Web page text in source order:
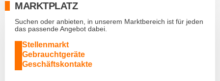
MARKTPLATZ
Suchen oder anbieten, in unserem Marktbereich ist für jeden
das passende Angebot dabei.
Stellenmarkt
Gebrauchtgeräte
Geschäftskontakte